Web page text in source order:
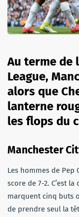
Au terme de
League,
alors que
lanterne
les flops du
Manchester
Les hommes de Pep
score de 7-2. C’est
marquent cinq buts
de prendre seul la